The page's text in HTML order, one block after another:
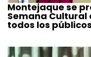
Montejaque se
Semana
todos los públicos